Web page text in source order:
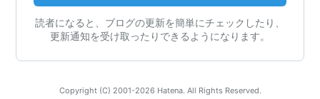
読者になると、ブログの更新を簡単にチェックしたり、
更新通知を受け取ったりできるようになります。
Copyright (C) 2001-2026 Hatena. All Rights Reserved.